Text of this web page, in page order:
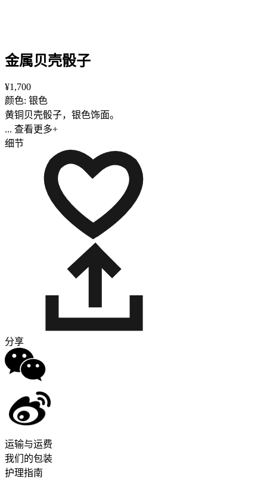
金属贝壳骰子
¥1,700
颜色: 银色
黄铜贝壳骰子，银色饰面。
... 查看更多+
细节
分享
运输与运费
我们的包装
护理指南